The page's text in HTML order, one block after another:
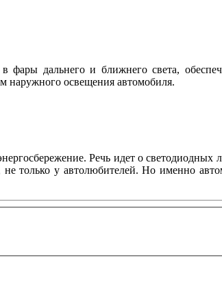
дальнего и ближнего света,
наружного освещения автомобиля.
Речь идет о светодиодных
только у автолюбителей. Но именно